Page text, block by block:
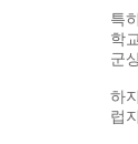
특
학
군
하
럽